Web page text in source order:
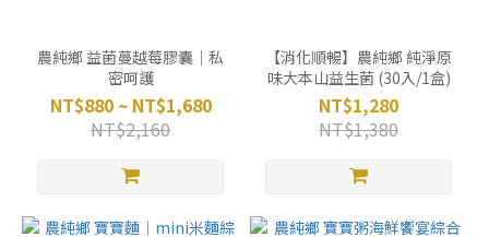
農純鄉 益菌蔓越莓膠囊｜私
密呵護
NT$880 ~ NT$1,680
NT$2,160
【消化順暢】農純鄉 純淨原
味大本山益生菌 (30入/1盒)
NT$1,280
NT$1,380